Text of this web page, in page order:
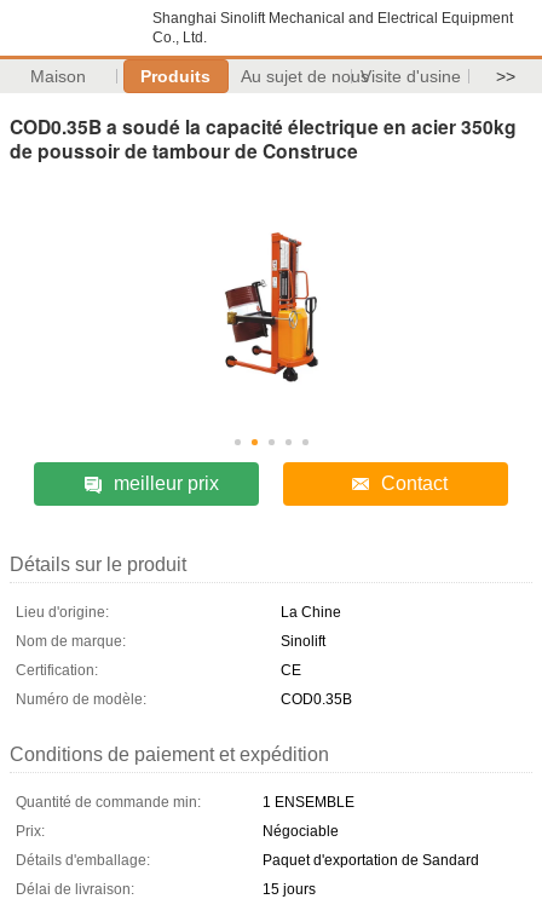
Shanghai Sinolift Mechanical and Electrical Equipment
Co., Ltd.
Maison Produits Au sujet de nousVisite d'usine >>
COD0.35B a soudé la capacité électrique en acier 350kg
de poussoir de tambour de Construce
meilleur prix Contact
Détails sur le produit
Lieu d'origine:
La Chine
Nom de marque:
Sinolift
Certification:
CE
Numéro de modèle:
COD0.35B
Conditions de paiement et expédition
Quantité de commande min:
1 ENSEMBLE
Prix:
Négociable
Détails d'emballage:
Paquet d'exportation de Sandard
Délai de livraison:
15 jours